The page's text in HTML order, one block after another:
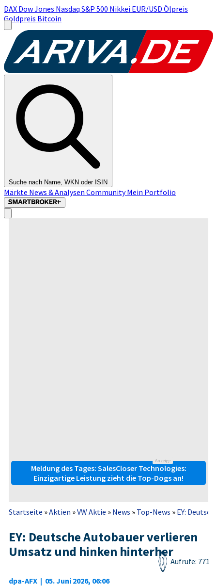
DAX Dow Jones Nasdaq S&P 500 Nikkei EUR/USD Ölpreis
Goldpreis Bitcoin
Suche nach Name, WKN oder ISIN
Märkte News & Analysen CommunityMein Portfolio
Anzeige
Meldung des Tages: SalesCloser Technologies:
Einzigartige Leistung zieht die Top-Dogs an!
Startseite »Aktien »VW Aktie » News » Top-News » EY:
EY: Deutsche Autobauer verlieren
Umsatz und hinken hinterher
dpa-AFX | 05. Juni 2026, 06:06
Aufrufe: 771